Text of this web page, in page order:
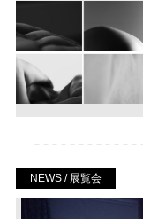
NEWS / 展覧会